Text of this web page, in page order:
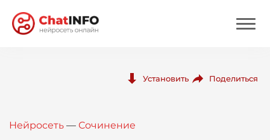
Вход
Установить Поделиться
Нейросеть — Сочинение